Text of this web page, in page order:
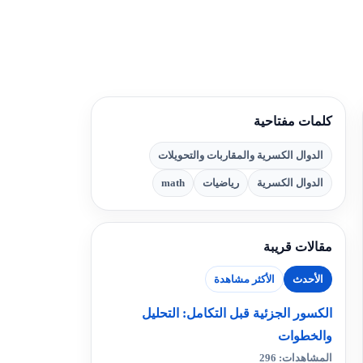
كلمات مفتاحية
الدوال الكسرية والمقاربات والتحويلات
الدوال الكسرية رياضيات math
مقالات قريبة
الأحدث الأكثر مشاهدة
الكسور الجزئية قبل التكامل: التحليل
والخطوات
المشاهدات: 296